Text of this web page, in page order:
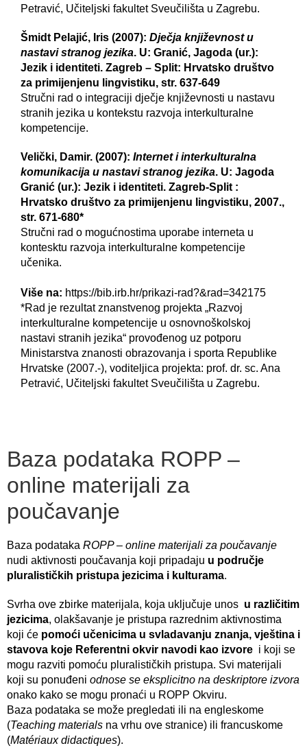
Petravić, Učiteljski fakultet Sveučilišta u Zagrebu.
Šmidt Pelajić, Iris (2007): Dječja književnost u
nastavi stranog jezika. U: Granić, Jagoda (ur.):
Jezik i identiteti. Zagreb – Split: Hrvatsko društvo
za primijenjenu lingvistiku, str. 637-649
Stručni rad o integraciji dječje književnosti u nastavu
stranih jezika u kontekstu razvoja interkulturalne
kompetencije.
Velički, Damir. (2007): Internet i interkulturalna
komunikacija u nastavi stranog jezika. U: Jagoda
Granić (ur.): Jezik i identiteti. Zagreb-Split :
Hrvatsko društvo za primijenjenu lingvistiku, 2007.,
str. 671-680*
Stručni rad o mogućnostima uporabe interneta u
kontesktu razvoja interkulturalne kompetencije
učenika.
Više na: https://bib.irb.hr/prikazi-rad?&rad=342175
*Rad je rezultat znanstvenog projekta „Razvoj
interkulturalne kompetencije u osnovnoškolskoj
nastavi stranih jezika“ provođenog uz potporu
Ministarstva znanosti obrazovanja i sporta Republike
Hrvatske (2007.-), voditeljica projekta: prof. dr. sc. Ana
Petravić, Učiteljski fakultet Sveučilišta u Zagrebu.
Baza podataka ROPP –
online materijali za
poučavanje
Baza podataka ROPP – online materijali za poučavanje
nudi aktivnosti poučavanja koji pripadaju u područje
pluralističkih pristupa jezicima i kulturama.
Svrha ove zbirke materijala, koja uključuje unos u različitim
jezicima, olakšavanje je pristupa razrednim aktivnostima
koji će pomoći učenicima u svladavanju znanja, vještina i
stavova koje Referentni okvir navodi kao izvore i koji se
mogu razviti pomoću pluralističkih pristupa. Svi materijali
koji su ponuđeni odnose se eksplicitno na deskriptore izvora
onako kako se mogu pronaći u ROPP Okviru.
Baza podataka se može pregledati ili na engleskome
(Teaching materials na vrhu ove stranice) ili francuskome
(Matériaux didactiques).